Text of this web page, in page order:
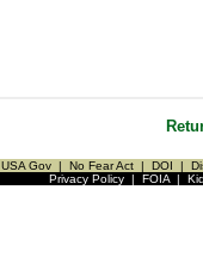
USA Gov | No Fear Act | DOI |
Privacy Policy| FOIA|